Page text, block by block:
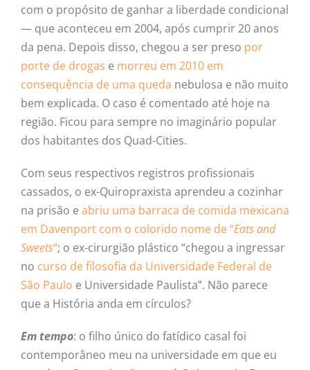
com o propósito de ganhar a liberdade condicional
— que aconteceu em 2004, após cumprir 20 anos
da pena. Depois disso, chegou a ser preso por
porte de drogas e morreu em 2010 em
consequência de uma queda nebulosa e não muito
bem explicada. O caso é comentado até hoje na
região. Ficou para sempre no imaginário popular
dos habitantes dos Quad-Cities.
Com seus respectivos registros profissionais
cassados, o ex-Quiropraxista aprendeu a cozinhar
na prisão e abriu uma barraca de comida mexicana
em Davenport com o colorido nome de “Eats and
Sweets“; o ex-cirurgião plástico “chegou a ingressar
no curso de filosofia da Universidade Federal de
São Paulo e Universidade Paulista”. Não parece
que a História anda em círculos?
Em tempo: o filho único do fatídico casal foi
contemporâneo meu na universidade em que eu